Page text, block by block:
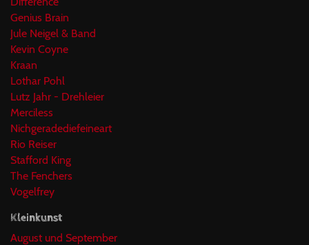
Genius Brain
Jule Neigel & Band
Kevin Coyne
Kraan
Lothar Pohl
Lutz Jahr - Drehleier
Merciless
Nichgeradediefeineart
Rio Reiser
Stafford King
The Fenchers
Vogelfrey
Kleinkunst
August und September